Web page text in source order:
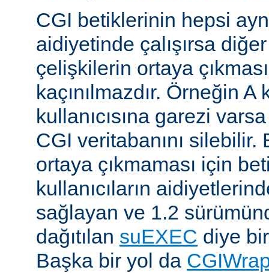
CGI betiklerinin hepsi
aidiyetinde çalışırsa
çelişkilerin ortaya
kaçınılmazdır. Örneğin A
kullanıcısına garezi
CGI veritabanını silebilir.
ortaya çıkmaması için
kullanıcıların
sağlayan ve 1.2
dağıtılan suEXEC diye
Başka bir yol da